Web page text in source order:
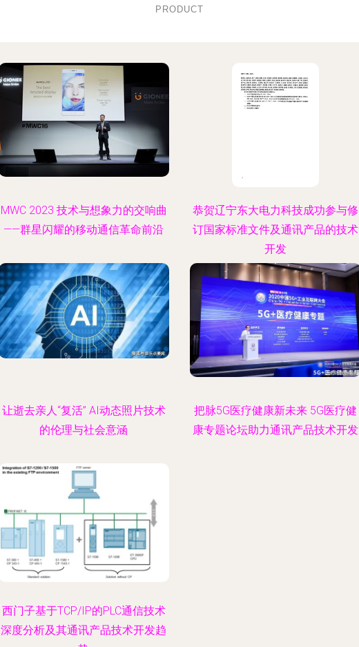
PRODUCT
MWC 2023 技术与想象力的交响曲
——群星闪耀的移动通信革命前沿
恭贺辽宁东大电力科技成功参与修
订国家标准文件及通讯产品的技术
开发
让逝去亲人“复活” AI动态照片技术
的伦理与社会意涵
把脉5G医疗健康新未来 5G医疗健
康专题论坛助力通讯产品技术开发
西门子基于TCP/IP的PLC通信技术
深度分析及其通讯产品技术开发趋